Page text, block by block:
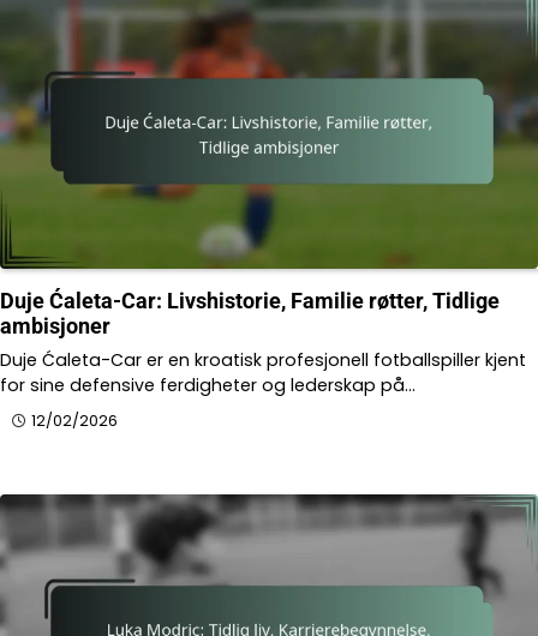
Duje Ćaleta-Car: Livshistorie, Familie røtter, Tidlige
ambisjoner
Duje Ćaleta-Car er en kroatisk profesjonell fotballspiller kjent
for sine defensive ferdigheter og lederskap på…
12/02/2026